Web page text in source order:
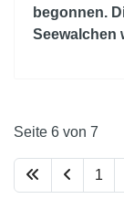
begonnen.
Seewalchen
Seite 6 von 7
1